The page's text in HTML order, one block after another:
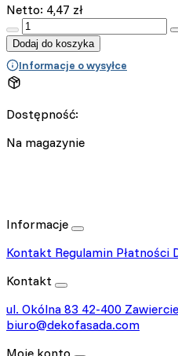
Netto: 4,47 zł
:product_name quantity
Dodaj do koszyka
Informacje o wysyłce
Dostępność:
Na magazynie
Informacje
Kontakt Regulamin Płatności
Kontakt
ul. Okólna 83 42-400 Zawiercie
biuro@dekofasada.com
Moje konto